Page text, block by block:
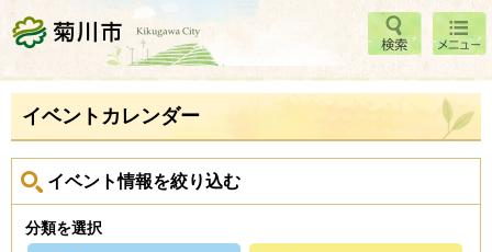
菊川市 検索
メニ
ュー
イベントカレンダー
イベント情報を絞り込む
分類を選択